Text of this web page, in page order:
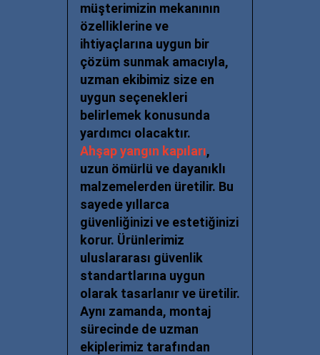
müşterimizin mekanının
özelliklerine ve
ihtiyaçlarına uygun bir
çözüm sunmak amacıyla,
uzman ekibimiz size en
uygun seçenekleri
belirlemek konusunda
yardımcı olacaktır.
Ahşap yangın kapıları,
uzun ömürlü ve dayanıklı
malzemelerden üretilir. Bu
sayede yıllarca
güvenliğinizi ve estetiğinizi
korur. Ürünlerimiz
uluslararası güvenlik
standartlarına uygun
olarak tasarlanır ve üretilir.
Aynı zamanda, montaj
sürecinde de uzman
ekiplerimiz tarafından